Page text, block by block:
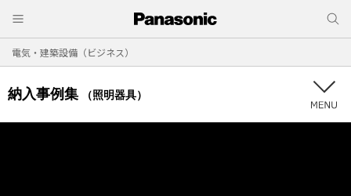
電気・建築設備（ビジネス）
納入事例集 （照明器具）